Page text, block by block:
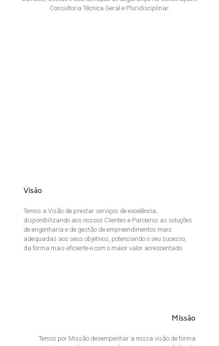
Consultoria Técnica Geral e Pluridisciplinar.
Visão
Temos a Visão de prestar serviços de excelência,
disponibilizando aos nossos Clientes e Parceiros as soluções
de engenharia e de gestão de empreendimentos mais
adequadas aos seus objetivos, potenciando o seu sucesso,
da forma mais eficiente e com o maior valor acrescentado.
Missão
Temos por Missão desempenhar a nossa visão de forma